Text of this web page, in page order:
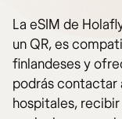
La eSIM de
un QR, es
finlandeses y
podrás contactar
hospitales,